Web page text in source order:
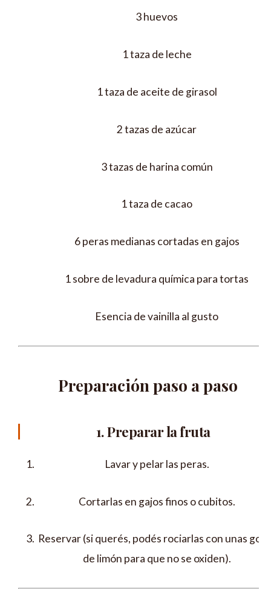
3 huevos
1 taza de leche
1 taza de aceite de girasol
2 tazas de azúcar
3 tazas de harina común
1 taza de cacao
6 peras medianas cortadas en gajos
1 sobre de levadura química para tortas
Esencia de vainilla al gusto
Preparación paso a paso
1. Preparar la fruta
Lavar y pelar las peras.
Cortarlas en gajos finos o cubitos.
Reservar (si querés, podés rociarlas con unas
de limón para que no se oxiden).